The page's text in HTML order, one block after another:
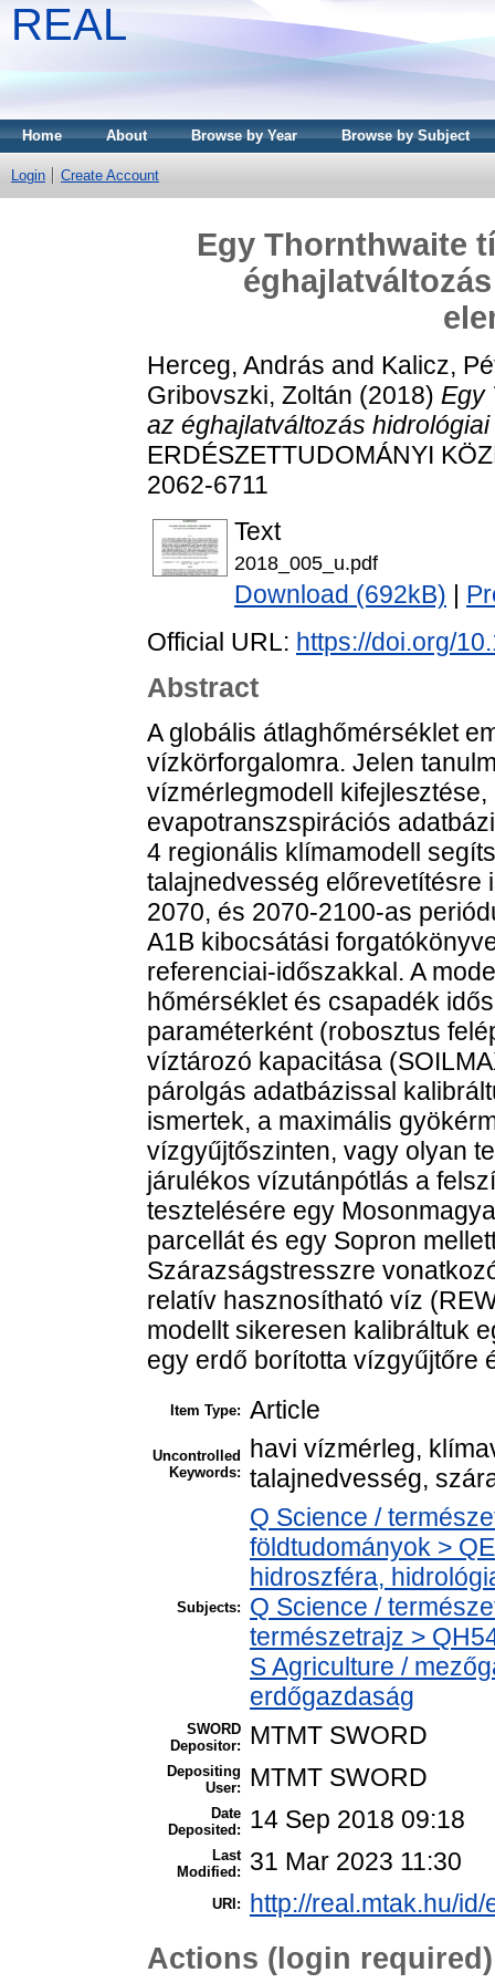
REAL
Home About Browse by Year Browse by Subject
Login Create Account
Egy Thornthwaite
Herceg, András and Kalicz,
Gribovszki, Zoltán (2018) Egy
az éghajlatváltozás
ERDÉSZETTUDOMÁNYI
2062-6711
Text
2018_005_u.pdf
Download (692kB)
Official URL: https://doi.org/
Abstract
A globális átlaghőmérséklet
vízkörforgalomra. Jelen
vízmérlegmodell
evapotranszspirációs
4 regionális klímamodell
talajnedvesség előrevetítésre
2070, és 2070-2100-as
A1B kibocsátási
referenciai-időszakkal. A
hőmérséklet és csapadék
paraméterként (robosztus
víztározó kapacitása
párolgás adatbázissal
ismertek, a maximális
vízgyűjtőszinten, vagy olyan
járulékos vízutánpótlás a
tesztelésére egy
parcellát és egy Sopron
Szárazságstresszre
relatív hasznosítható víz
modellt sikeresen kalibráltuk
egy erdő borította vízgyűjtőre
Item Type: Article
Uncontrolled
Keywords:
havi vízmérleg,
talajnedvesség,
Subjects:
Q Science /
földtudományok >
hidroszféra,
Q Science /
természetrajz >
S Agriculture /
erdőgazdaság
SWORD
Depositor:
MTMT SWORD
Depositing
User:
MTMT SWORD
Date
Deposited:
14 Sep 2018 09:18
Last
Modified:
31 Mar 2023 11:30
URI: http://real.mtak.hu/
Actions (login required)